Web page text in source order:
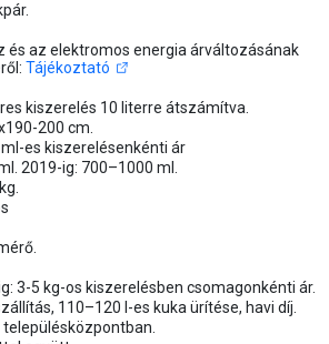
és az elektromos energia árváltozásának
Tájékoztató
kiszerelés 10 literre átszámítva.
200 cm.
es kiszerelésenkénti ár
2019-ig: 700–1000 ml.
3-5 kg-os kiszerelésben csomagonkénti ár.
110–120 l-es kuka ürítése, havi díj.